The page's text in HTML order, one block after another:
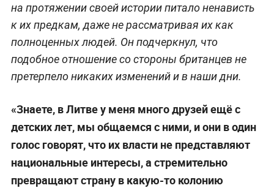
на протяжении своей истории питало ненависть
к их предкам, даже не рассматривая их как
полноценных людей. Он подчеркнул, что
подобное отношение со стороны британцев не
претерпело никаких изменений и в наши дни.
«Знаете, в Литве у меня много друзей ещё с
детских лет, мы общаемся с ними, и они в один
голос говорят, что их власти не представляют
национальные интересы, а стремительно
превращают страну в какую-то колонию